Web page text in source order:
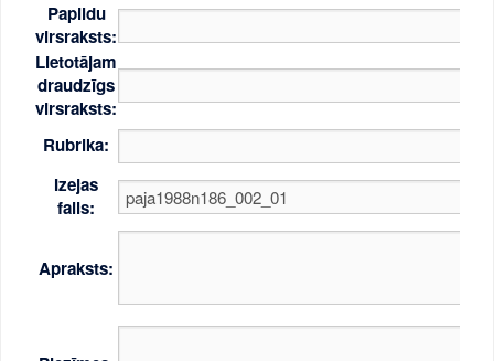
Papildu
virsraksts:
Lietotājam
draudzīgs
virsraksts:
Rubrika:
Izejas
fails:
Apraksts: